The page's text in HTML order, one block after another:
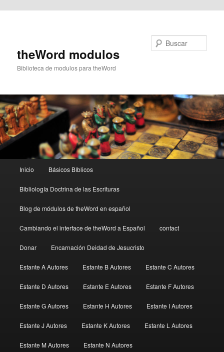
theWord modulos
Biblioteca de modulos para theWord
principal
Inicio Básicos Bíblicos
Bibliología Doctrina de las Escrituras
Blog de módulos de theWord en español
Cambiando el interface de theWord a Español contact
Donar Encarnación Deidad de Jesucristo
Estante A Autores Estante B Autores Estante C Autores
Estante D Autores Estante E Autores Estante F Autores
Estante G Autores Estante H Autores Estante I Autores
Estante J Autores Estante K Autores Estante L Autores
Estante M Autores Estante N Autores